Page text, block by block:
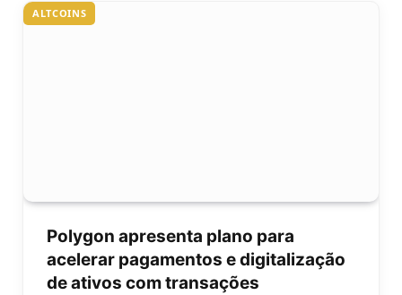
ALTCOINS
Polygon apresenta plano para
acelerar pagamentos e digitalização
de ativos com transações